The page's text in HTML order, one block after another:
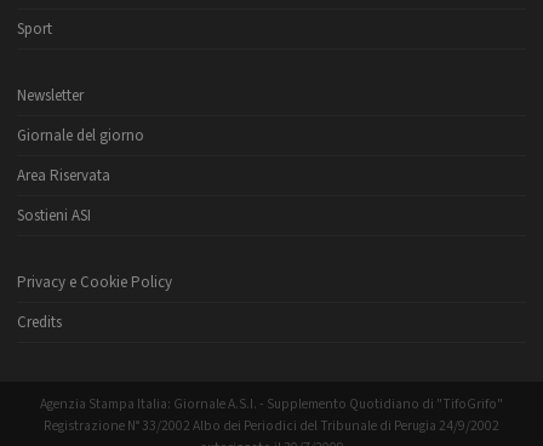
Sport
Newsletter
Giornale del giorno
Area Riservata
Sostieni ASI
Privacy e Cookie Policy
Credits
Agenzia Stampa Italia: Giornale A.S.I. - Supplemento Quotidiano di "TifoGrifo"
Registrazione N° 33/2002 Albo dei Periodici del Tribunale di Perugia 24/9/2002